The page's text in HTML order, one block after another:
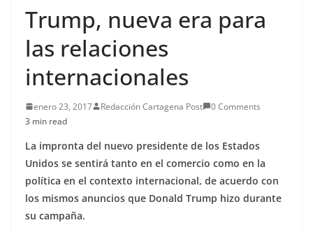
Trump, nueva era para
las relaciones
internacionales
enero 23, 2017 Redacción Cartagena Post
0 Comments
3 min read
La impronta del nuevo presidente de los Estados
Unidos se sentirá tanto en el comercio como en la
política en el contexto internacional, de acuerdo con
los mismos anuncios que Donald Trump hizo durante
su campaña.